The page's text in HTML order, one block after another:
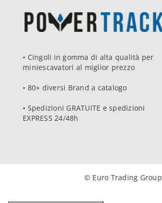
• Cingoli in gomma di alta qualità per
miniescavatori al miglior prezzo
• 80+ diversi Brand a catalogo
• Spedizioni GRATUITE e spedizioni
EXPRESS 24/48h
© Euro Trading Group